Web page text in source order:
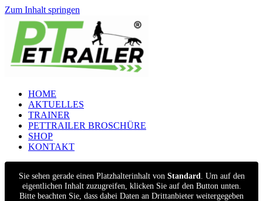
Zum Inhalt springen
HOME
AKTUELLES
TRAINER
PETTRAILER BROSCHÜRE
SHOP
KONTAKT
Sie sehen gerade einen Platzhalterinhalt von Standard. Um auf den
eigentlichen Inhalt zuzugreifen, klicken Sie auf den Button unten.
Bitte beachten Sie, dass dabei Daten an Drittanbieter weitergegeben